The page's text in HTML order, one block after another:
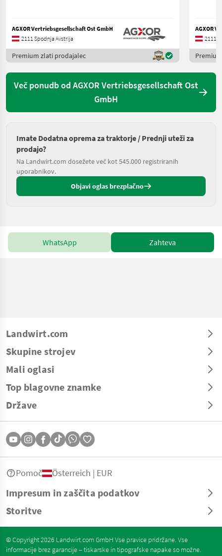
AGXOR Vertriebsgesellschaft Ost GmbH
2111 Spodnja Avstrija
Premium zlati prodajalec
AGXOR
2111
Več ponudb od AGXOR Vertriebsgesellschaft Ost
GmbH
Imate Dodatna oprema za traktorje / Prednji uteži za
prodajo?
Na Landwirt.com dosežete več kot 545.000 registriranih
uporabnikov.
Objavi oglas brezplačno
WhatsApp Zahteva
Landwirt.com
Skupine strojev
Mali oglasi
Top blagovne znamke
Države
Impresum in zaščita podatkov
Storitve
Pomoč Österreich | EUR
© Copyright 2026 Landwirt.com GmbH Vse pravice pridržane. Vse
informacije brez garancije – tiskarske in tipografske napake so možne.